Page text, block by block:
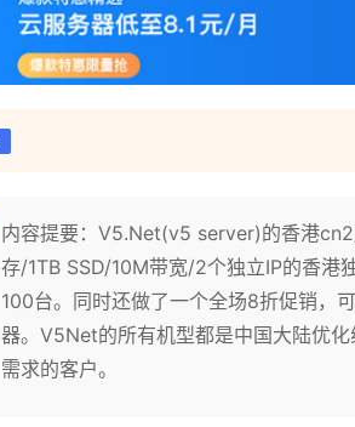
内容提要：V5.Net(v5 server)的香港
存/1TB SSD/10M带宽/2个独立IP的香港
100台。同时还做了一个全场8折促销，
器。V5Net的所有机型都是中国大陆优
需求的客户。